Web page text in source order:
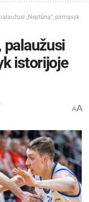
„Neptūną“, pirmąsyk
palaužusi
istorijoje
AA